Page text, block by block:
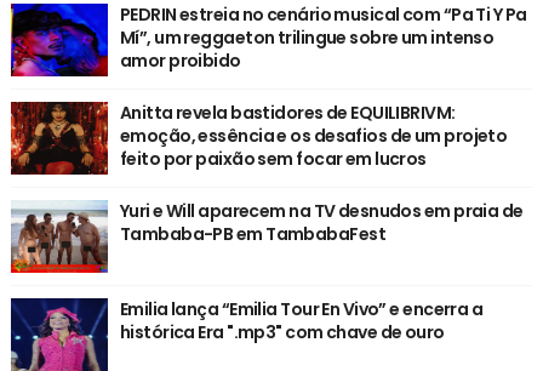
PEDRIN estreia no cenário musical com “Pa Ti Y Pa
Mí”, um reggaeton trilingue sobre um intenso
amor proibido
Anitta revela bastidores de EQUILIBRIVM:
emoção, essência e os desafios de um projeto
feito por paixão sem focar em lucros
Yuri e Will aparecem na TV desnudos em praia de
Tambaba-PB em TambabaFest
Emilia lança “Emilia Tour En Vivo” e encerra a
histórica Era ".mp3" com chave de ouro